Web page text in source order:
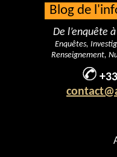
Blog de
De l’enquête
Enquêtes,
Renseignement,